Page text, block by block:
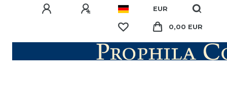
EUR
0,00 EUR